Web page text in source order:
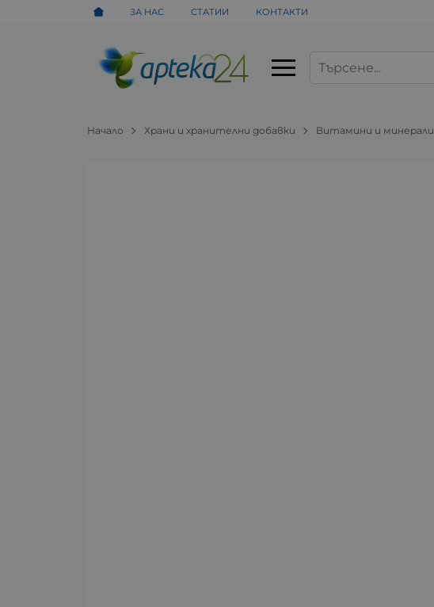
ЗА НАС СТАТИИ КОНТАКТИ
Начало Храни и хранителни добавки Витамини и минерали